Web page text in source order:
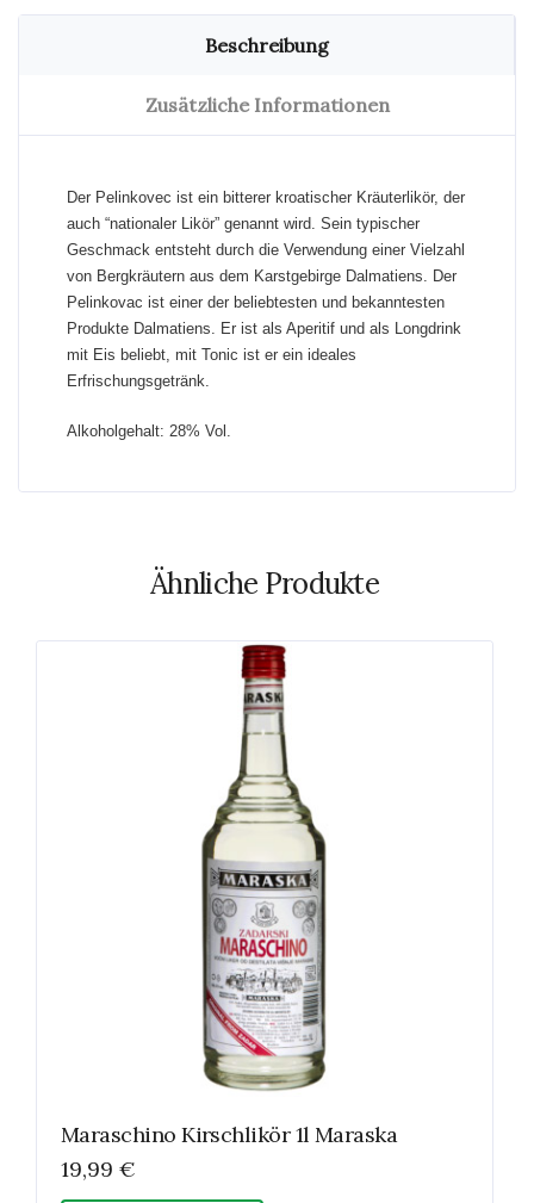
Beschreibung
Zusätzliche Informationen
Der Pelinkovec ist ein bitterer kroatischer Kräuterlikör, der
auch “nationaler Likör” genannt wird. Sein typischer
Geschmack entsteht durch die Verwendung einer Vielzahl
von Bergkräutern aus dem Karstgebirge Dalmatiens. Der
Pelinkovac ist einer der beliebtesten und bekanntesten
Produkte Dalmatiens. Er ist als Aperitif und als Longdrink
mit Eis beliebt, mit Tonic ist er ein ideales
Erfrischungsgetränk.
Alkoholgehalt: 28% Vol.
Ähnliche Produkte
Maraschino Kirschlikör 1l Maraska
19,99 €